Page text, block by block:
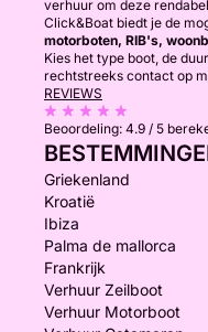
verhuur om deze
Click&Boat biedt je de
motorboten, RIB's,
Kies het type boot, de
rechtstreeks contact op
REVIEWS
Beoordeling: 4.9 / 5
Griekenland
Kroatië
Ibiza
Palma de mallorca
Frankrijk
Verhuur Zeilboot
Verhuur Motorboot